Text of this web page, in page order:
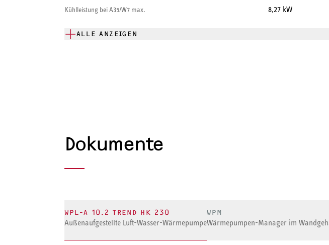
Kühlleistung bei A35/W7 max. 8,27 kW
ALLE ANZEIGEN
Dokumente
WPL-A 10.2 TREND HK 230
Außenaufgestellte Luft-Wasser-Wärmepumpe
WPM
Wärmepumpen-Manager im